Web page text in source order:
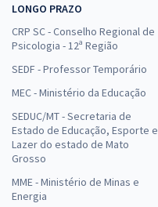
LONGO PRAZO
CRP SC - Conselho Regional de
Psicologia - 12ª Região
SEDF - Professor Temporário
MEC - Ministério da Educação
SEDUC/MT - Secretaria de
Estado de Educação, Esporte e
Lazer do estado de Mato
Grosso
MME - Ministério de Minas e
Energia